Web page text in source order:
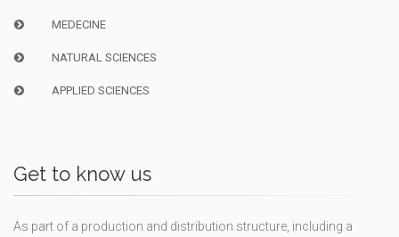
MEDECINE
NATURAL SCIENCES
APPLIED SCIENCES
Get to know us
As part of a production and distribution structure, including a